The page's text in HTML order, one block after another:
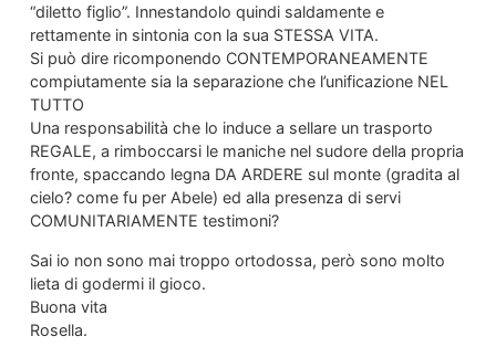
“diletto figlio”. Innestandolo quindi saldamente e
rettamente in sintonia con la sua STESSA VITA.
Si può dire ricomponendo CONTEMPORANEAMENTE
compiutamente sia la separazione che l’unificazione NEL
TUTTO
Una responsabilità che lo induce a sellare un trasporto
REGALE, a rimboccarsi le maniche nel sudore della propria
fronte, spaccando legna DA ARDERE sul monte (gradita al
cielo? come fu per Abele) ed alla presenza di servi
COMUNITARIAMENTE testimoni?
Sai io non sono mai troppo ortodossa, però sono molto
lieta di godermi il gioco.
Buona vita
Rosella.